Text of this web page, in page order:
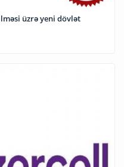
üzrə yeni dövlət